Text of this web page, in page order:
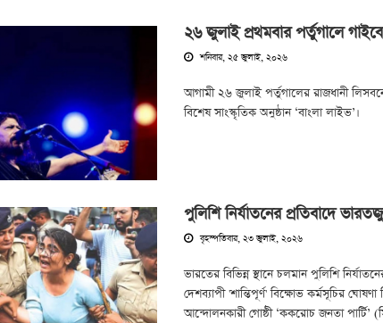
২৬ জুলাই প্রথমবার পর্তুগালে
শনিবার, ২৫ জুলাই, ২০২৬
আগামী ২৬ জুলাই পর্তুগালের রাজধানী
বিশেষ সাংস্কৃতিক অনুষ্ঠান ‘বাংলা লাইভ’।
পুলিশি নির্যাতনের প্রতিবাদে
বৃহস্পতিবার, ২৩ জুলাই, ২০২৬
ভারতের বিভিন্ন স্থানে চলমান পুলিশি
দেশব্যাপী 'শান্তিপূর্ণ' বিক্ষোভ কর্মসূচির
আন্দোলনকারী গোষ্ঠী ‘ককরোচ জনতা পার্টি’